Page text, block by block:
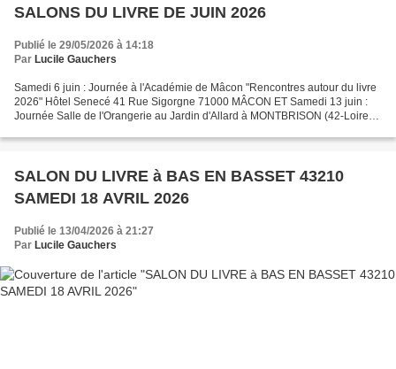
SALONS DU LIVRE DE JUIN 2026
Publié le 29/05/2026 à 14:18
Par Lucile Gauchers
Samedi 6 juin : Journée à l'Académie de Mâcon "Rencontres autour du livre
2026" Hôtel Senecé 41 Rue Sigorgne 71000 MÂCON ET Samedi 13 juin :
Journée Salle de l'Orangerie au Jardin d'Allard à MONTBRISON (42-Loire)
SALON DU LIVRE à BAS EN BASSET 43210
SAMEDI 18 AVRIL 2026
Publié le 13/04/2026 à 21:27
Par Lucile Gauchers